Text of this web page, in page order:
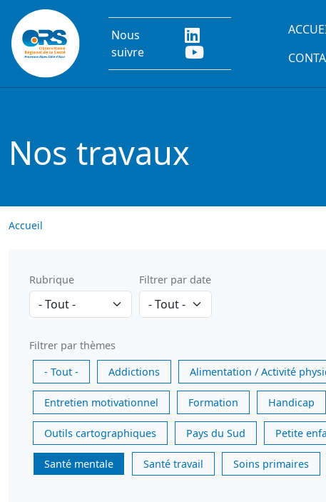
Aller au contenu principal
Nous
suivre
Nos travaux
Accueil
Rubrique Filtrer par date
Filtrer par thèmes
- Tout -
Addictions Alimentation / Activité
Entretien motivationnel Formation Handicap
Outils cartographiques Pays du Sud Petite
Santé mentale Santé travail Soins primaires